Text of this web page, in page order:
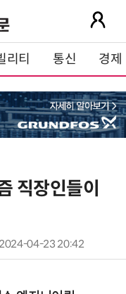
리티 통신 경제
직장인들이
2024-04-23 20:42